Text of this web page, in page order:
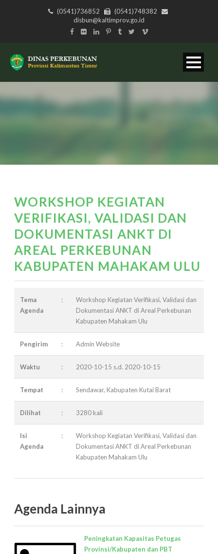
(0541)736852
(0541)748382
disbun@kaltimprov.go.id
WORKSHOP KEGIATAN
VERIFIKASI, VALIDASI DAN
DOKUMENTASI ANKT DI
AREAL PERKEBUNAN
KABUPATEN MAHAKAM ULU
Tema
Agenda
:
Workshop Kegiatan Verifikasi, Validasi dan
Dokumentasi ANKT di Areal Perkebunan
Kabupaten Mahakam Ulu
Pengirim : Admin Website
Waktu : 2020-10-15 s.d. 2020-10-15
Tempat : Sendawar, Kabupaten Kutai Barat
Dilihat : 3280 kali
Isi
Agenda
:
Workshop Kegiatan Verifikasi, Validasi dan
Dokumentasi ANKT di Areal Perkebunan
Kabupaten Mahakam Ulu
Agenda Lainnya
Peningkatan Kapasitas Petugas
Provinsi/Kabupaten dan PBT